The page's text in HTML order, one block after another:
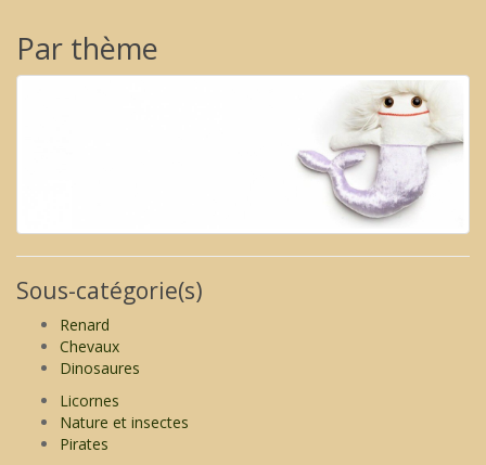
Par thème
Sous-catégorie(s)
Renard
Chevaux
Dinosaures
Licornes
Nature et insectes
Pirates